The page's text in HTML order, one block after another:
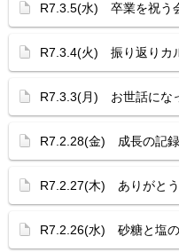
R7.3.5(水) 卒業を祝う
R7.3.4(火) 振り返りカ
R7.3.3(月) お世話にな
R7.2.28(金) 成長の記録
R7.2.27(木) ありがと
R7.2.26(水) 砂糖と塩の